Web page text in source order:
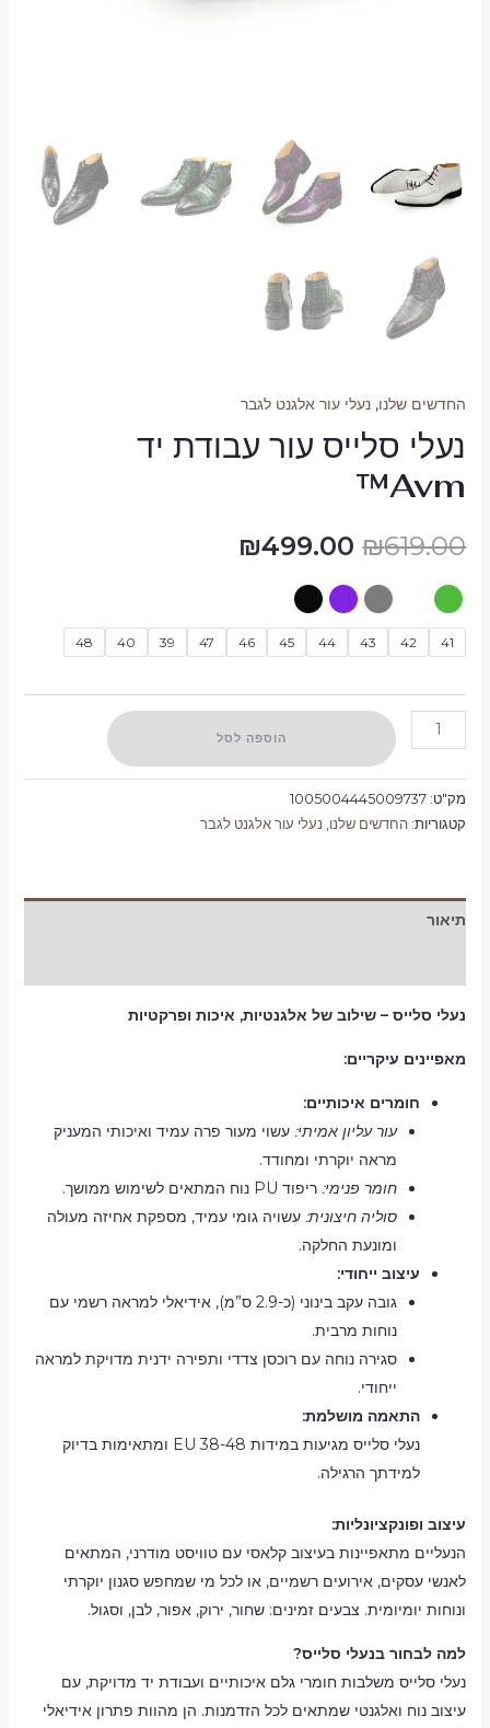
החדשים שלנו, נעלי עור אלגנט לגבר
נעלי סלייס עור עבודת יד
Avm™
₪619.00
₪499.00
41
42
43
44
45
46
47
39
40
48
הוספה לסל
מק"ט: 1005004445009737
קטגוריות: החדשים שלנו, נעלי עור אלגנט לגבר
תיאור
נעלי סלייס – שילוב של אלגנטיות, איכות ופרקטיות
מאפיינים עיקריים:
חומרים איכותיים:
עור עליון אמיתי: עשוי מעור פרה עמיד ואיכותי המעניק
מראה יוקרתי ומחודד.
חומר פנימי: ריפוד PU נוח המתאים לשימוש ממושך.
סוליה חיצונית: עשויה גומי עמיד, מספקת אחיזה מעולה
ומונעת החלקה.
עיצוב ייחודי:
גובה עקב בינוני (כ-2.9 ס”מ), אידיאלי למראה רשמי עם
נוחות מרבית.
סגירה נוחה עם רוכסן צדדי ותפירה ידנית מדויקת למראה
ייחודי.
התאמה מושלמת:
נעלי סלייס מגיעות במידות EU 38-48 ומתאימות בדיוק
למידתך הרגילה.
עיצוב ופונקציונליות:
הנעליים מתאפיינות בעיצוב קלאסי עם טוויסט מודרני, המתאים
לאנשי עסקים, אירועים רשמיים, או לכל מי שמחפש סגנון יוקרתי
ונוחות יומיומית. צבעים זמינים: שחור, ירוק, אפור, לבן, וסגול.
למה לבחור בנעלי סלייס?
נעלי סלייס משלבות חומרי גלם איכותיים ועבודת יד מדויקת, עם
עיצוב נוח ואלגנטי שמתאים לכל הזדמנות. הן מהוות פתרון אידיאלי